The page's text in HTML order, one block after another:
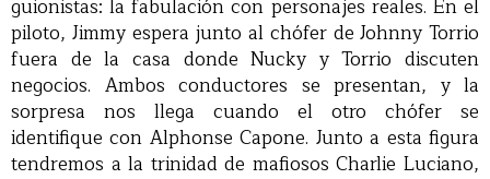
guionistas: la fabulación con personajes reales. En el
piloto, Jimmy espera junto al chófer de Johnny Torrio
fuera de la casa donde Nucky y Torrio discuten
negocios. Ambos conductores se presentan, y la
sorpresa nos llega cuando el otro chófer se
identifique con Alphonse Capone. Junto a esta figura
tendremos a la trinidad de mafiosos Charlie Luciano,